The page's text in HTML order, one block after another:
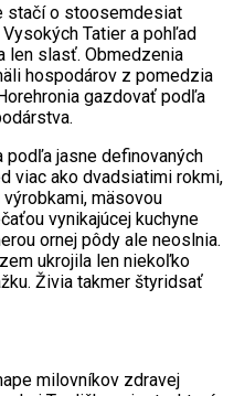
stačí o stoosemdesiat
Tatier a pohľad
len slasť. Obmedzenia
hospodárov z pomedzia
gazdovať podľa
jasne definovaných
viac ako dvadsiatimi rokmi,
mäsovou
vynikajúcej kuchyne
ornej pôdy ale neoslnia.
ukrojila len niekoľko
Živia takmer štyridsať
milovníkov zdravej